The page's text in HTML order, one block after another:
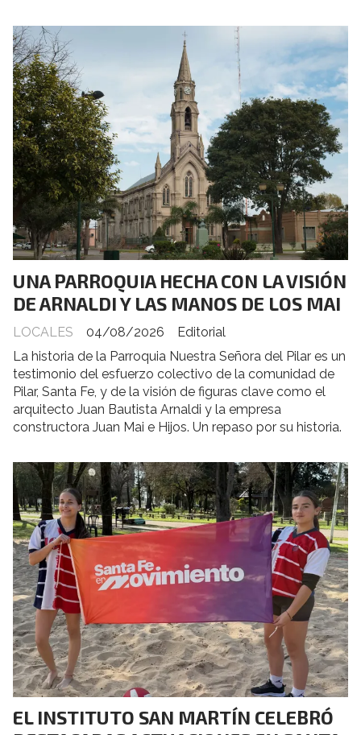
UNA PARROQUIA HECHA CON LA VISIÓN
DE ARNALDI Y LAS MANOS DE LOS MAI
Editorial
LOCALES
04/08/2026
La historia de la Parroquia Nuestra Señora del Pilar es un
testimonio del esfuerzo colectivo de la comunidad de
Pilar, Santa Fe, y de la visión de figuras clave como el
arquitecto Juan Bautista Arnaldi y la empresa
constructora Juan Mai e Hijos. Un repaso por su historia.
EL INSTITUTO SAN MARTÍN CELEBRÓ